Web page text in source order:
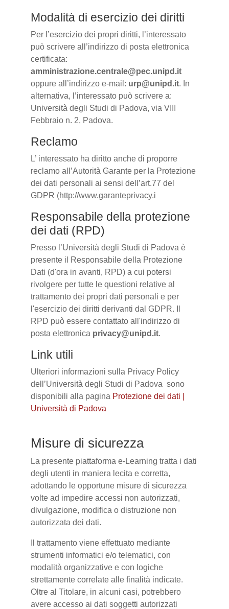
Modalità di esercizio dei diritti
Per l’esercizio dei propri diritti, l’interessato
può scrivere all’indirizzo di posta elettronica
certificata:
amministrazione.centrale@pec.unipd.it
oppure all’indirizzo e-mail: urp@unipd.it. In
alternativa, l’interessato può scrivere a:
Università degli Studi di Padova, via VIII
Febbraio n. 2, Padova.
Reclamo
L’ interessato ha diritto anche di proporre
reclamo all’Autorità Garante per la Protezione
dei dati personali ai sensi dell’art.77 del
GDPR (http://www.garanteprivacy.i
Responsabile della protezione
dei dati (RPD)
Presso l’Università degli Studi di Padova è
presente il Responsabile della Protezione
Dati (d'ora in avanti, RPD) a cui potersi
rivolgere per tutte le questioni relative al
trattamento dei propri dati personali e per
l'esercizio dei diritti derivanti dal GDPR. Il
RPD può essere contattato all'indirizzo di
posta elettronica privacy@unipd.it.
Link utili
Ulteriori informazioni sulla Privacy Policy
dell’Università degli Studi di Padova sono
disponibili alla pagina Protezione dei dati |
Università di Padova
Misure di sicurezza
La presente piattaforma e-Learning tratta i dati
degli utenti in maniera lecita e corretta,
adottando le opportune misure di sicurezza
volte ad impedire accessi non autorizzati,
divulgazione, modifica o distruzione non
autorizzata dei dati.
Il trattamento viene effettuato mediante
strumenti informatici e/o telematici, con
modalità organizzative e con logiche
strettamente correlate alle finalità indicate.
Oltre al Titolare, in alcuni casi, potrebbero
avere accesso ai dati soggetti autorizzati